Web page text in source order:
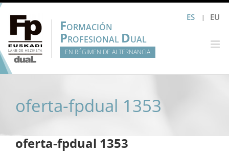
Saltar
contenido
ES EU
FORMACIÓN
PROFESIONAL DUAL
EN RÉGIMEN DE ALTERNANCIA
oferta-fpdual 1353
oferta-fpdual 1353